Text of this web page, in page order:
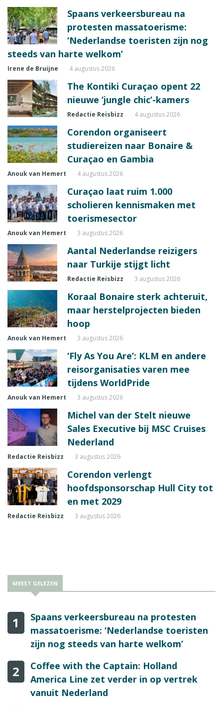
Spaans verkeersbureau na
protesten massatoerisme:
‘Nederlandse toeristen zijn nog
steeds van harte welkom’
Irene de Bruijne 4 augustus 2026
The Kontiki Curaçao opent 22
nieuwe ‘jungle chic’-kamers
Redactie Reisbizz 4 augustus 2026
Corendon organiseert
studiereizen naar Bonaire &
Curaçao en Gambia
Anouk van Hemert 4 augustus 2026
Curaçao laat ruim 1.000
scholieren kennismaken met
toerismesector
Anouk van Hemert 3 augustus 2026
Aantal Nederlandse reizigers
naar Turkije stijgt licht
Redactie Reisbizz 3 augustus 2026
Koraal Bonaire sterk achteruit,
maar herstelprojecten bieden
hoop
Anouk van Hemert 3 augustus 2026
‘Fly As You Are’: KLM en andere
reisorganisaties varen mee
tijdens WorldPride
Anouk van Hemert 3 augustus 2026
Michel van der Stelt nieuwe
Sales Executive bij MSC Cruises
Nederland
Redactie Reisbizz 3 augustus 2026
Corendon verlengt
hoofdsponsorschap Hull City tot
en met 2029
Redactie Reisbizz 3 augustus 2026
MEEST GELEZEN
1
Spaans verkeersbureau na protesten
massatoerisme: ‘Nederlandse toeristen
zijn nog steeds van harte welkom’
2
Coffee with the Captain: Holland
America Line zet verder in op vertrek
vanuit Nederland